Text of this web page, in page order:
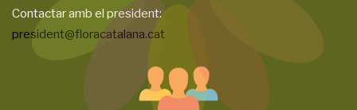
Contactar amb el president:
president@floracatalana.cat